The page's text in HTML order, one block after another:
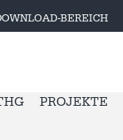
BEREICH
PROJEKTE